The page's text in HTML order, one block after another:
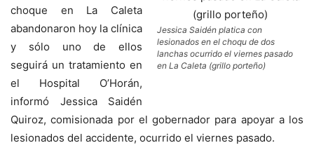
Jessica Saidén platica con
lesionados en el choqu de dos
lanchas ocurrido el viernes pasado
en La Caleta (grillo porteño)
choque en La Caleta
abandonaron hoy la clínica
y sólo uno de ellos
seguirá un tratamiento en
el Hospital O’Horán,
informó Jessica Saidén
Quiroz, comisionada por el gobernador para apoyar a los
lesionados del accidente, ocurrido el viernes pasado.